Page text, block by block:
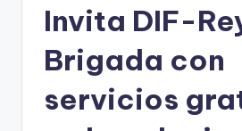
Invita DIF-
Brigada con
servicios